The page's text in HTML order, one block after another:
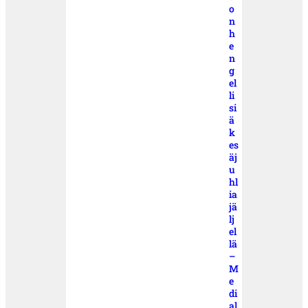
o
n
h
e
n
g
el
li
si
ä
k
es
äj
u
hl
ia
jä
lj
el
lä
–
M
e
di
al